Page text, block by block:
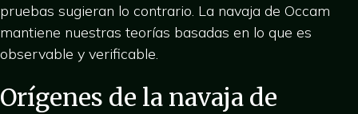
pruebas sugieran lo contrario. La navaja de Occam
mantiene nuestras teorías basadas en lo que es
observable y verificable.
Orígenes de la navaja de